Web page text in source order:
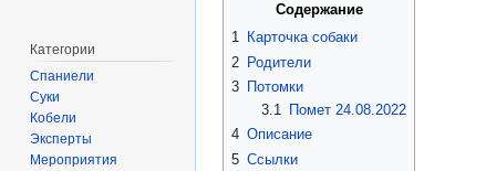
Содержание
1 Карточка собаки
2 Родители
3 Потомки
3.1
Помет 24.08.2022
4 Описание
5 Ссылки
Категории
Спаниели
Суки
Кобели
Эксперты
Мероприятия